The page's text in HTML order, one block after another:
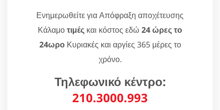
Ενημερωθείτε για Απόφραξη αποχέτευσης
Κάλαμοτιμές και κόστος εδώ 24 ώρες το
24ωροΚυριακές και αργίες 365 μέρες το
χρόνο.
Τηλεφωνικό κέντρο:
210.3000.993